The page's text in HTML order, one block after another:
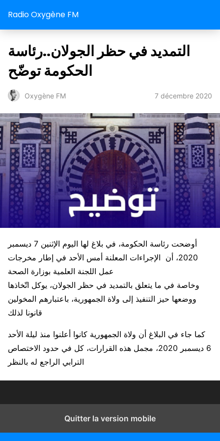
Radio Oxygène FM
التمديد في حظر الجولان..رئاسة
الحكومة توضّح
Oxygène FM 7 décembre 2020
أوضحت رئاسة الحكومة، في بلاغ لها اليوم الإثنين 7 ديسمبر
2020، أن الإجراءات المعلنة أمس الأحد في إطار مخرجات
عمل اللجنة العلمية بوزارة الصحة
وخاصة في ما يتعلق بالتمديد في حظر الجولان، يوكل اتّخاذها
ووضعها حيز التنفيذ إلى ولاة الجمهورية، باعتبارهم المخولين
قانونا لذلك
كما جاء في البلاغ أن ولاة الجمهورية كانوا أعلنوا منذ ليلة الأحد
6 ديسمبر 2020، مجمل هذه القرارات، كل في حدود الاختصاص
الترابي الراجع له بالنظر
Quitter la version mobile